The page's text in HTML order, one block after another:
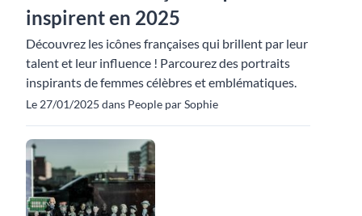
inspirent en 2025
Découvrez les icônes françaises qui brillent par leur
talent et leur influence ! Parcourez des portraits
inspirants de femmes célèbres et emblématiques.
Le 27/01/2025 dans People par Sophie